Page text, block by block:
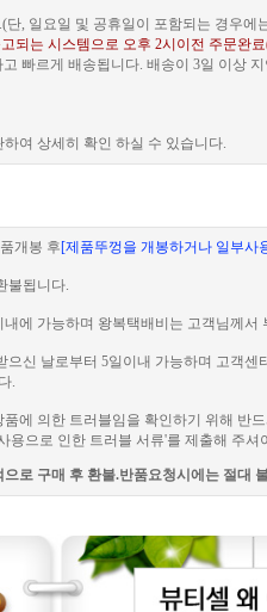
, 일요일 및 공휴일이 포함되는 경우에
되는 시스템으로 오후 2시이전 주문완
빠르게 배송됩니다. 배송이 3일 이상
여 상세히 확인 하실 수 있습니다.
개봉 후[제품뚜껑을 개봉하거나 일부사
불됩니다.
에 가능하며 왕복택배비는 고객님께서
신 날로부터 5일이내 가능하며 고객센
.
에 의한 트러블임을 확인하기 위해 반
용으로 인한 트러블 서류'를 제출해 주셔
로 구매 후 환불.반품요청시에는 절대